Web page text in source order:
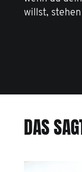
willst,
DAS